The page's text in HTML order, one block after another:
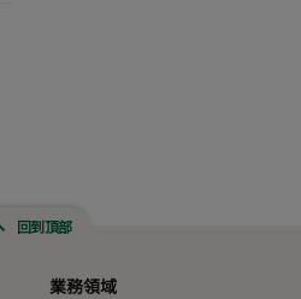
回到頂部
業務領域